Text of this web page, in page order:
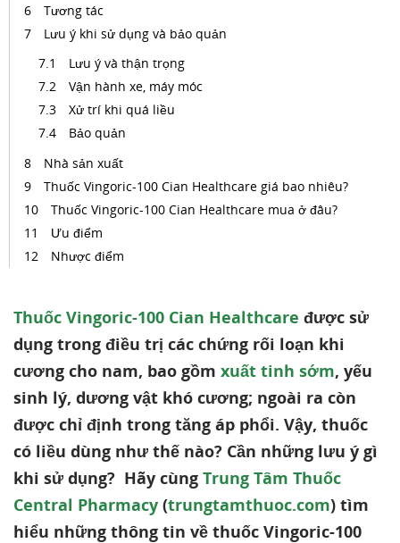
Tương tác
Lưu ý khi sử dụng và bảo quản
Lưu ý và thận trọng
Vận hành xe, máy móc
Xử trí khi quá liều
Bảo quản
Nhà sản xuất
Thuốc Vingoric-100 Cian Healthcare giá bao nhiêu?
Thuốc Vingoric-100 Cian Healthcare mua ở đâu?
Ưu điểm
Nhược điểm
Thuốc Vingoric-100 Cian Healthcare được sử
dụng trong điều trị các chứng rối loạn khi
cương cho nam, bao gồm xuất tinh sớm, yếu
sinh lý, dương vật khó cương; ngoài ra còn
được chỉ định trong tăng áp phổi. Vậy, thuốc
có liều dùng như thế nào? Cần những lưu ý gì
khi sử dụng? Hãy cùng Trung Tâm Thuốc
Central Pharmacy (trungtamthuoc.com) tìm
hiểu những thông tin về thuốc Vingoric-100